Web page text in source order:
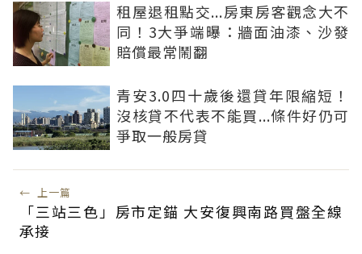
租屋退租點交...房東房客觀念大不
同！3大爭端曝：牆面油漆、沙發
賠償最常鬧翻
青安3.0四十歲後還貸年限縮短！
沒核貸不代表不能買...條件好仍可
爭取一般房貸
← 上一篇
「三站三色」房市定錨 大安復興南路買盤全線
承接